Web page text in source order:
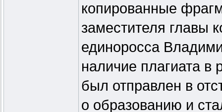
копированные
заместителя главы
единоросса
наличие плагиата в
был отправлен в
о образованию и